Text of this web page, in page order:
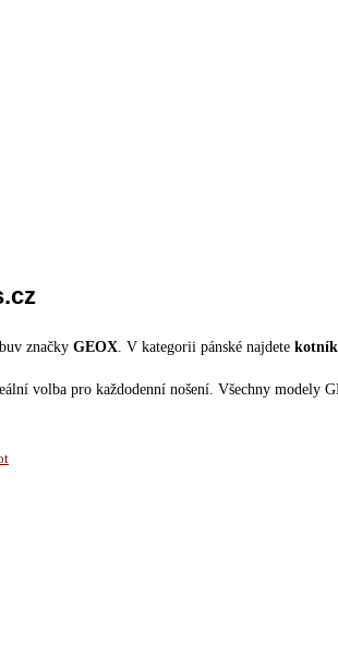
značky GEOX . V kategorii pánské najdete
volba pro každodenní nošení. Všechny modely